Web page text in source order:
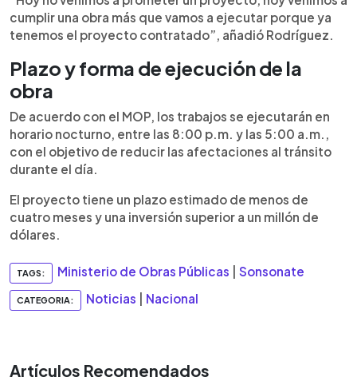
cumplir una obra más que vamos a ejecutar porque ya
tenemos el proyecto contratado”, añadió Rodríguez.
Plazo y forma de ejecución de la
obra
De acuerdo con el MOP, los trabajos se ejecutarán en
horario nocturno, entre las 8:00 p.m. y las 5:00 a.m.,
con el objetivo de reducir las afectaciones al tránsito
durante el día.
El proyecto tiene un plazo estimado de menos de
cuatro meses y una inversión superior a un millón de
dólares.
TAGS: Ministerio de Obras Públicas Sonsonate
CATEGORIA: Noticias Nacional
Artículos Recomendados